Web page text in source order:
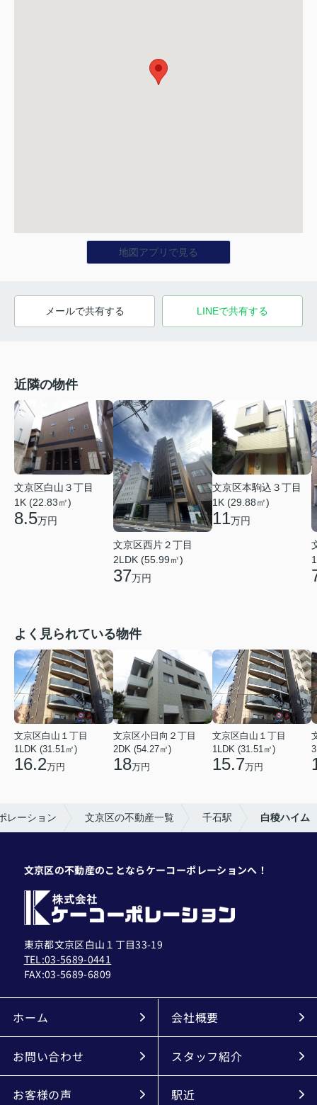
地図アプリで見る
メールで共有する LINEで共有する
近隣の物件
文京区白山３丁目
1K (22.83㎡)
8.5万円
文京区西片２丁目
2LDK (55.99㎡)
37万円
文京区本駒込３丁目
1K (29.88㎡)
11万円
よく見られている物件
文京区白山１丁目
1LDK (31.51㎡)
16.2万円
文京区小日向２丁目
2DK (54.27㎡)
18万円
文京区白山１丁目
1LDK (31.51㎡)
15.7万円
レーション 文京区の不動産一覧 千石駅 白稜ハイム
文京区の不動産のことならケーコーポレーションへ！
東京都文京区白山１丁目33-19
TEL:03-5689-0441
FAX:03-5689-6809
ホーム 会社概要
お問い合わせ スタッフ紹介
お客様の声 駅近